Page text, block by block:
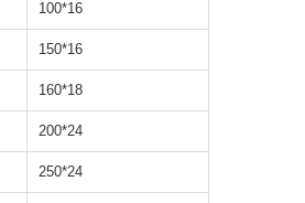
100*16
150*16
160*18
200*24
250*24